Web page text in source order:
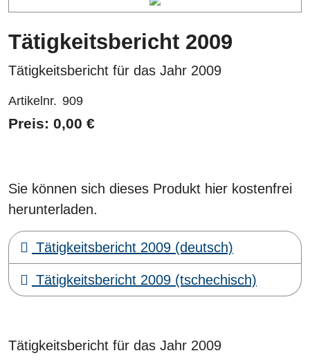
Tätigkeitsbericht 2009
Tätigkeitsbericht für das Jahr 2009
Artikelnr. 909
Preis: 0,00 €
Sie können sich dieses Produkt hier kostenfrei
herunterladen.
Tätigkeitsbericht 2009 (deutsch)
Tätigkeitsbericht 2009 (tschechisch)
Tätigkeitsbericht für das Jahr 2009